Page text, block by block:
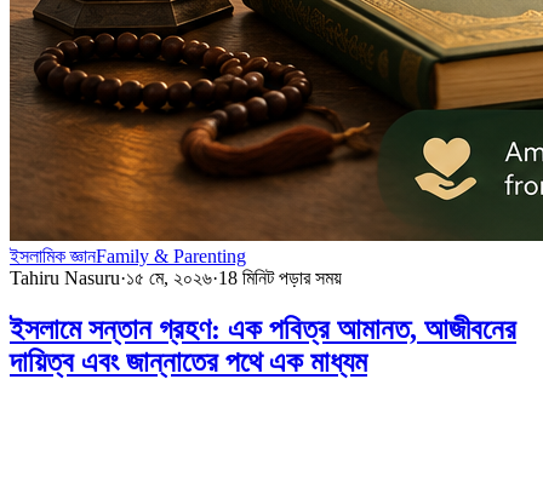
ইসলামিক জ্ঞানFamily & Parenting
Tahiru Nasuru·১৫ মে, ২০২৬·18 মিনিট পড়ার সময়
ইসলামে সন্তান গ্রহণ: এক পবিত্র আমানত, আজীবনের
দায়িত্ব এবং জান্নাতের পথে এক মাধ্যম